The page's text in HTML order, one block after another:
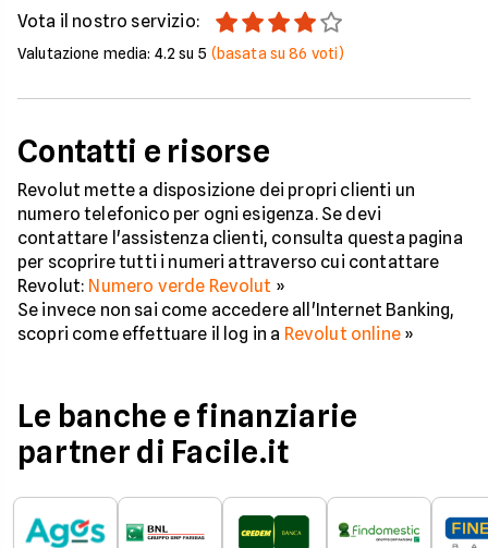
Vota il nostro servizio:
Valutazione media: 4.2 su 5 (basata su86 voti)
Contatti e risorse
Revolut mette a disposizione dei propri clienti un
numero telefonico per ogni esigenza. Se devi
contattare l'assistenza clienti, consulta questa pagina
per scoprire tutti i numeri attraverso cui contattare
Revolut: Numero verde Revolut »
Se invece non sai come accedere all'Internet Banking,
scopri come effettuare il log in a Revolut online»
Le banche e finanziarie
partner di Facile.it